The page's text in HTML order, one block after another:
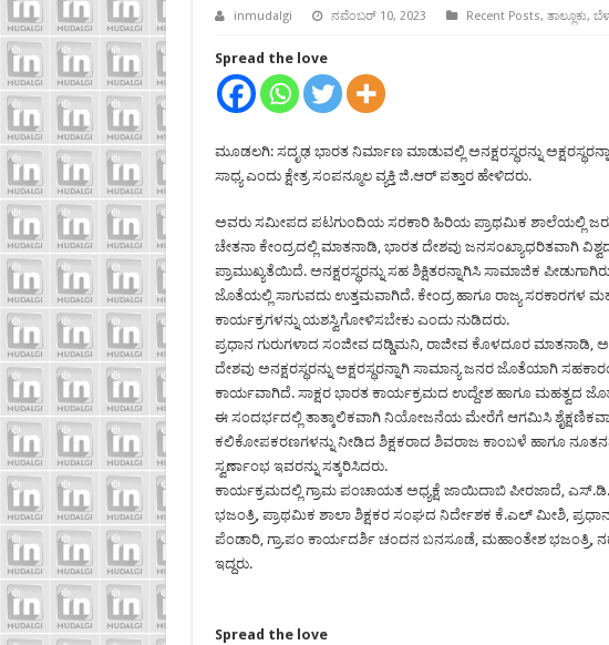
inmudalgi ನವೆಂಬರ್ 10, 2023 Recent Posts, ತಾಲ್ಲೂಕು,
Spread the love
ಮೂಡಲಗಿ: ಸದೃಢ ಭಾರತ ನಿರ್ಮಾಣ ಮಾಡುವಲ್ಲಿ ಅನಕ್ಷರಸ್ಥರನ್ನು
ಸಾಧ್ಯ ಎಂದು ಕ್ಷೇತ್ರ ಸಂಪನ್ಮೂಲ ವ್ಯಕ್ತಿ ಜಿ.ಆರ್ ಪತ್ತಾರ ಹೇಳಿದರು.
ಅವರು ಸಮೀಪದ ಪಟಗುಂದಿಯ ಸರಕಾರಿ ಹಿರಿಯ ಪ್ರಾಥಮಿಕ ಶಾಲೆಯಲ್ಲಿ
ಚೇತನಾ ಕೇಂದ್ರದಲ್ಲಿ ಮಾತನಾಡಿ, ಭಾರತ ದೇಶವು ಜನಸಂಖ್ಯಾಧರಿತವಾಗಿ
ಪ್ರಾಮುಖ್ಯತೆಯಿದೆ. ಅನಕ್ಷರಸ್ಥರನ್ನು ಸಹ ಶಿಕ್ಷಿತರನ್ನಾಗಿಸಿ ಸಾಮಾಜಿಕ
ಜೊತೆಯಲ್ಲಿ ಸಾಗುವದು ಉತ್ತಮವಾಗಿದೆ. ಕೇಂದ್ರ ಹಾಗೂ ರಾಜ್ಯ ಸರಕಾರಗಳ
ಕಾರ್ಯಕ್ರಗಳನ್ನು ಯಶಸ್ವಿಗೋಳಿಸಬೇಕು ಎಂದು ನುಡಿದರು.
ಪ್ರಧಾನ ಗುರುಗಳಾದ ಸಂಜೀವ ದಡ್ಡಿಮನಿ, ರಾಜೀವ ಕೊಳದೂರ ಮಾತನಾಡಿ,
ದೇಶವು ಅನಕ್ಷರಸ್ಥರನ್ನು ಅಕ್ಷರಸ್ಥರನ್ನಾಗಿ ಸಾಮಾನ್ಯ ಜನರ ಜೊತೆಯಾಗಿ
ಕಾರ್ಯವಾಗಿದೆ. ಸಾಕ್ಷರ ಭಾರತ ಕಾರ್ಯಕ್ರಮದ ಉದ್ದೇಶ ಹಾಗೂ ಮಹತ್ವದ
ಈ ಸಂದರ್ಭದಲ್ಲಿ ತಾತ್ಕಾಲಿಕವಾಗಿ ನಿಯೋಜನೆಯ ಮೇರೆಗೆ ಆಗಮಿಸಿ
ಕಲಿಕೋಪಕರಣಗಳನ್ನು ನೀಡಿದ ಶಿಕ್ಷಕರಾದ ಶಿವರಾಜ ಕಾಂಬಳೆ ಹಾಗೂ
ಸ್ವರ್ಣಾಂಭ ಇವರನ್ನು ಸತ್ಕರಿಸಿದರು.
ಕಾರ್ಯಕ್ರಮದಲ್ಲಿ ಗ್ರಾಮ ಪಂಚಾಯತ ಅಧ್ಯಕ್ಷೆ ಜಾಯಿದಾಬಿ ಪೀರಜಾದೆ,
ಭಜಂತ್ರಿ, ಪ್ರಾಥಮಿಕ ಶಾಲಾ ಶಿಕ್ಷಕರ ಸಂಘದ ನಿರ್ದೇಶಕ ಕೆ.ಎಲ್ ಮೀಶಿ,
ಪೆಂಡಾರಿ, ಗ್ರಾ.ಪಂ ಕಾರ್ಯದರ್ಶಿ ಚಂದನ ಬನಸೂಡೆ, ಮಹಾಂತೇಶ ಭಜಂತ್ರಿ,
ಇದ್ದರು.
Spread the love